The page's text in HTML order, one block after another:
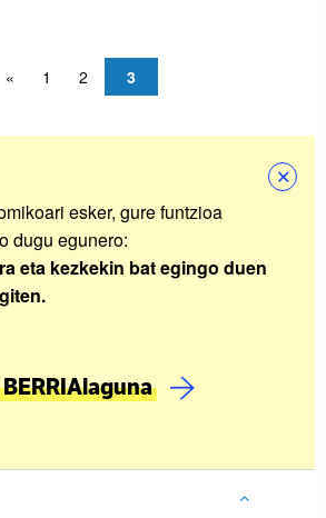
« 1 2 3
esker, gure funtzioa
dugu egunero:
eta kezkekin bat egingo duen
BERRIAlaguna
✕